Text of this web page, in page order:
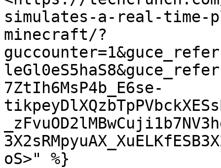
simulates-a-real-time-
minecraft/?
7ZtIh6MsP4b_E6se-
oS>" %}